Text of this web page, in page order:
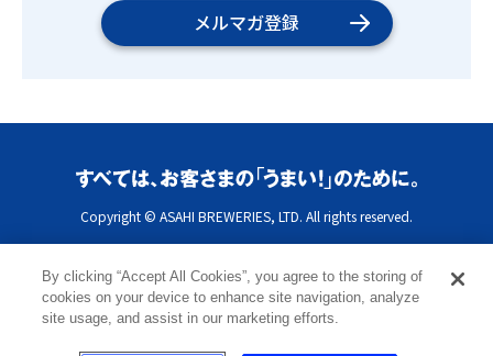
メルマガ登録
Copyright © ASAHI BREWERIES, LTD. All rights reserved.
By clicking “Accept All Cookies”, you agree to the storing of
cookies on your device to enhance site navigation, analyze
site usage, and assist in our marketing efforts.